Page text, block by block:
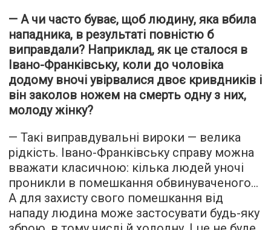
— А чи часто буває, щоб людину, яка вбила
нападника, в результаті повністю б
виправдали? Наприклад, як це сталося в
Івано-Франківську, коли до чоловіка
додому вночі увірвалися двоє кривдників і
він заколов ножем на смерть одну з них,
молоду жінку?
— Такі виправдувальні вироки — велика
рідкість. Івано-Франківську справу можна
вважати класичною: кілька людей уночі
проникли в помешкання обвинуваченого...
А для захисту свого помешкання від
нападу людина може застосувати будь-яку